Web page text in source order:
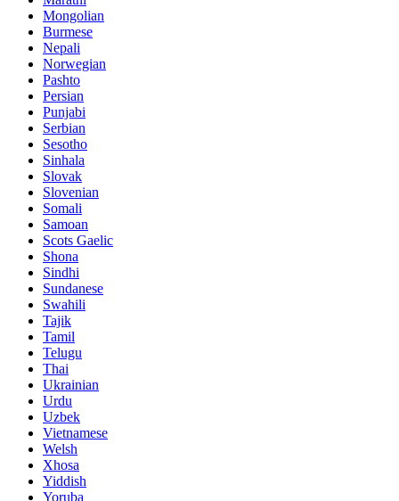
Mongolian
Burmese
Nepali
Norwegian
Pashto
Persian
Punjabi
Serbian
Sesotho
Sinhala
Slovak
Slovenian
Somali
Samoan
Scots Gaelic
Shona
Sindhi
Sundanese
Swahili
Tajik
Tamil
Telugu
Thai
Ukrainian
Urdu
Uzbek
Vietnamese
Welsh
Xhosa
Yiddish
Yoruba